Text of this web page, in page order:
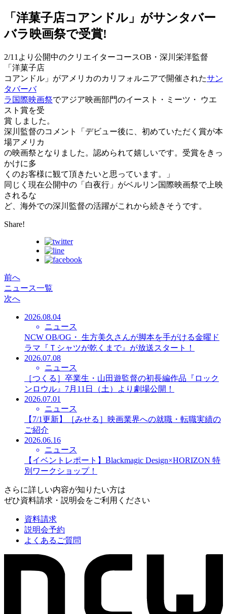
「洋菓子店コアンドル」がサンタバー
バラ映画祭で受賞!
2/11より公開中のクリエイターコースOB・深川栄洋監督
「洋菓子店
コアンドル」がアメリカのカリフォルニアで開催されたサン
タバーバ
ラ国際映画祭でアジア映画部門のイースト・ミーツ・ ウエ
スト賞を受
賞 しました。
深川監督のコメント「デビュー後に、初めていただく賞が本
場アメリカ
の映画祭となりました。認められて嬉しいです。受賞をきっ
かけに多
くのお客様に観て頂きたいと思っています。」
同じく現在公開中の「白夜行」がベルリン国際映画祭で上映
されるな
ど、海外での深川監督の活躍がこれから続きそうです。
Share!
前へ
ニュース一覧
次へ
2026.08.04
ニュース
NCW OB/OG・ 生方美久さんが脚本を手がける金曜ド
ラマ『Ｔシャツが乾くまで』が放送スタート！
2026.07.08
ニュース
［つくる］卒業生・山田遊監督の初長編作品『ロック
ンロウル』7月11日（土）より劇場公開！
2026.07.01
ニュース
【7/1更新】［みせる］映画業界への就職・転職実績の
ご紹介
2026.06.16
ニュース
【イベントレポート】Blackmagic Design×HORIZON 特
別ワークショップ！
さらに詳しい内容が知りたい方は
ぜひ資料請求・説明会をご利用ください
資料請求
説明会予約
よくあるご質問